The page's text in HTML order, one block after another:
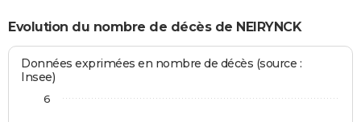
Evolution du nombre de décès de NEIRYNCK
Données exprimées en nombre de décès (source :
Insee)
6